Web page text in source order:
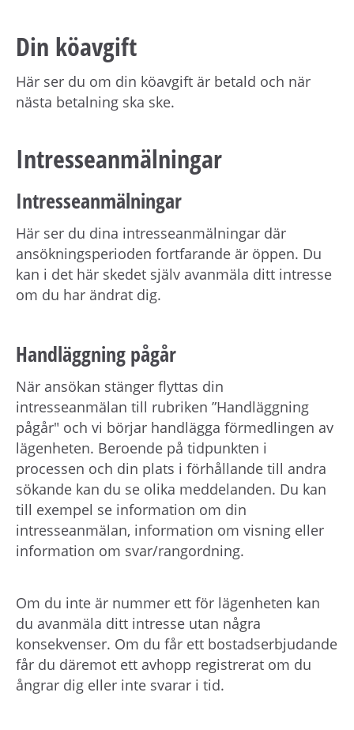
Din köavgift
Här ser du om din köavgift är betald och när
nästa betalning ska ske.
Intresseanmälningar
Intresseanmälningar
Här ser du dina intresseanmälningar där
ansökningsperioden fortfarande är öppen. Du
kan i det här skedet själv avanmäla ditt intresse
om du har ändrat dig.
Handläggning pågår
När ansökan stänger flyttas din
intresseanmälan till rubriken ”Handläggning
pågår" och vi börjar handlägga förmedlingen av
lägenheten. Beroende på tidpunkten i
processen och din plats i förhållande till andra
sökande kan du se olika meddelanden. Du kan
till exempel se information om din
intresseanmälan, information om visning eller
information om svar/rangordning.
Om du inte är nummer ett för lägenheten kan
du avanmäla ditt intresse utan några
konsekvenser. Om du får ett bostadserbjudande
får du däremot ett avhopp registrerat om du
ångrar dig eller inte svarar i tid.